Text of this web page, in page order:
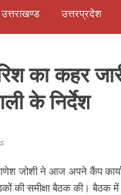
उत्तराखण्ड उत्तरप्रदेश
का कहर
के निर्देश
जोशी ने आज अपने कैंप
की समीक्षा बैठक की। बैठक